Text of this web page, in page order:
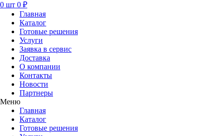
0 шт 0 ₽
Главная
Каталог
Готовые решения
Услуги
Заявка в сервис
Доставка
О компании
Контакты
Новости
Партнеры
Меню
Главная
Каталог
Готовые решения